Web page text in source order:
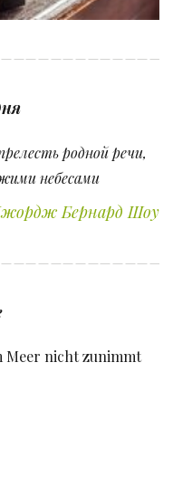
родной речи,
небесами
Бернард Шоу
Meer nicht zunimmt